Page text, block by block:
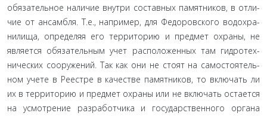
обязательное наличие внутри составных памятников, в отли­
чие от ансамбля. Т.е., например, для Федоровского водохра­
нилища, определяя его территорию и предмет охраны, не
является обязательным учет расположенных там гидротех­
нических сооружений. Так как они не стоят на самостоятель­
ном учете в Реестре в качестве памятников, то включать ли
их в территорию и предмет охраны или не включать остается
на усмотрение разработчика и государственного органа